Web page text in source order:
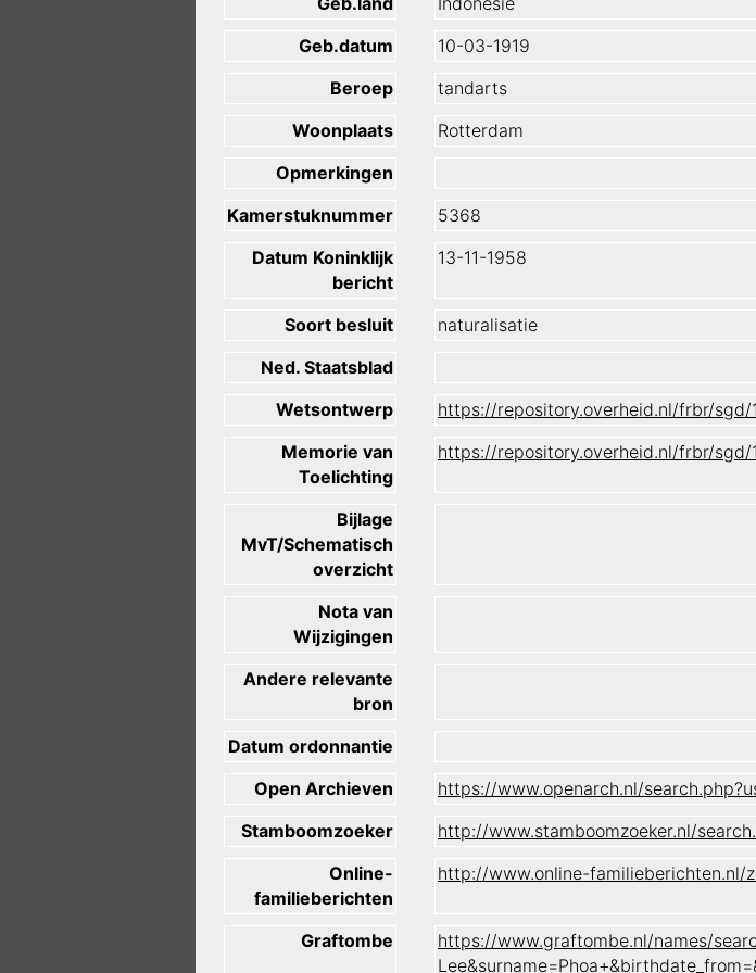
Geb.datum
10-03-1919
Beroep
tandarts
Woonplaats
Rotterdam
Opmerkingen
Kamerstuknummer
5368
Datum Koninklijk
bericht
13-11-1958
Soort besluit
naturalisatie
Ned. Staatsblad
Wetsontwerp
https://repository.overheid.nl/frbr/sgd/
Memorie van
Toelichting
https://repository.overheid.nl/frbr/sgd/
Bijlage
MvT/Schematisch
overzicht
Nota van
Wijzigingen
Andere relevante
bron
Datum ordonnantie
Open Archieven
https://www.openarch.nl/
Stamboomzoeker
http://www.stamboomzoeker.nl/
Online-
familieberichten
http://www.online-familieberichten.nl/
Graftombe
https://www.graftombe.nl/names/